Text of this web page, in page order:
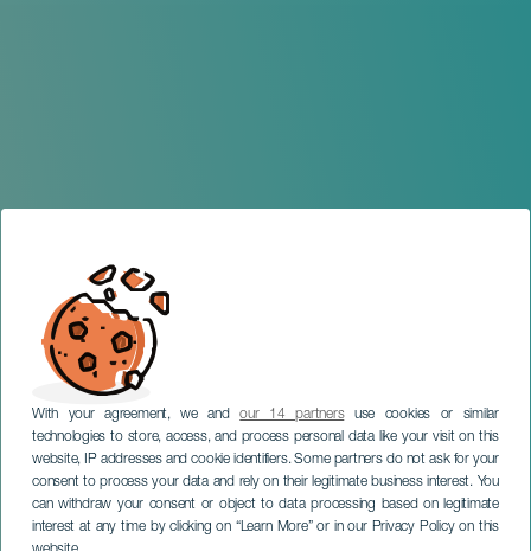
With your agreement, we andour 14 partnersuse cookies or similar
technologies to store, access, and process personal data like your visit on this
website, IP addresses and cookie identifiers. Some partners do not ask for your
consent to process your data and rely on their legitimate business interest. You
can withdraw your consent or object to data processing based on legitimate
interest at any time by clicking on “Learn More” or in our Privacy Policy on this
Festival Internacional
GRAN CANARIA